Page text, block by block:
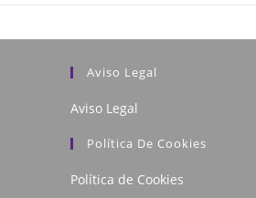
Aviso Legal
Aviso Legal
Política De Cookies
Política de Cookies